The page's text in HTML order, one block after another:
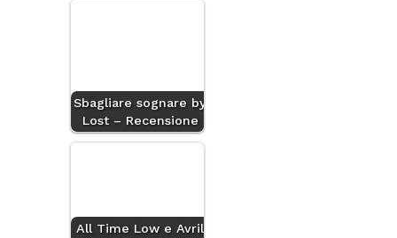
Sbagliare sognare by
Lost – Recensione
All Time Low e Avril